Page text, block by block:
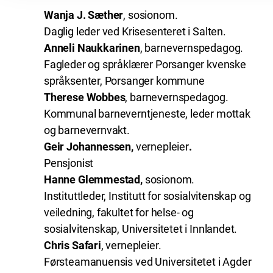
Wanja J. Sæther, sosionom.
Daglig leder ved Krisesenteret i Salten.
Anneli Naukkarinen, barnevernspedagog.
Fagleder og språklærer Porsanger kvenske
språksenter, Porsanger kommune
Therese Wobbes, barnevernspedagog.
Kommunal barneverntjeneste, leder mottak
og barnevernvakt.
Geir Johannessen,vernepleier.
Pensjonist
Hanne Glemmestad,sosionom.
Instituttleder, Institutt for sosialvitenskap og
veiledning, fakultet for helse- og
sosialvitenskap, Universitetet i Innlandet.
Chris Safari, vernepleier.
Førsteamanuensis ved Universitetet i Agder